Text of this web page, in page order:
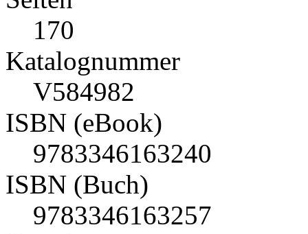
170
Katalognummer
V584982
ISBN (eBook)
9783346163240
ISBN (Buch)
9783346163257